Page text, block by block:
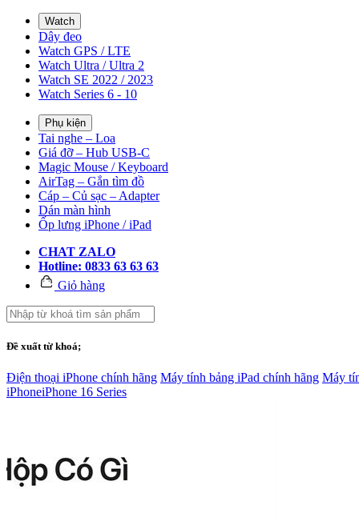
Watch
Dây đeo
Watch GPS / LTE
Watch Ultra / Ultra 2
Watch SE 2022 / 2023
Watch Series 6 - 10
Phụ kiện
Tai nghe – Loa
Giá đỡ – Hub USB-C
Magic Mouse / Keyboard
AirTag – Gắn tìm đồ
Cáp – Củ sạc – Adapter
Dán màn hình
Ốp lưng iPhone / iPad
CHAT ZALO
Hotline: 0833 63 63 63
Giỏ hàng
Đề xuất từ khoá;
Điện thoại iPhone chính hãng Máy tính bảng iPad chính hãng Máy
iPhoneiPhone 16 Series